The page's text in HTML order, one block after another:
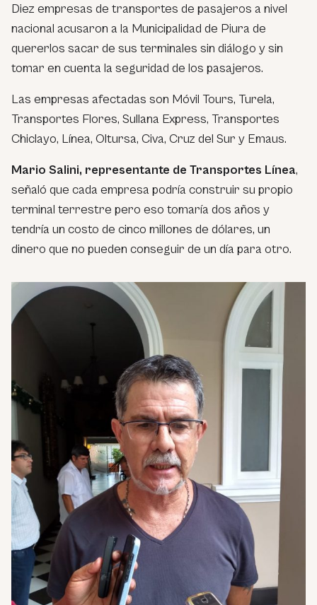
Diez empresas de transportes de pasajeros a nivel
nacional acusaron a la Municipalidad de Piura de
quererlos sacar de sus terminales sin diálogo y sin
tomar en cuenta la seguridad de los pasajeros.
Las empresas afectadas son Móvil Tours, Turela,
Transportes Flores, Sullana Express, Transportes
Chiclayo, Línea, Oltursa, Civa, Cruz del Sur y Emaus.
Mario Salini, representante de Transportes Línea,
señaló que cada empresa podría construir su propio
terminal terrestre pero eso tomaría dos años y
tendría un costo de cinco millones de dólares, un
dinero que no pueden conseguir de un día para otro.